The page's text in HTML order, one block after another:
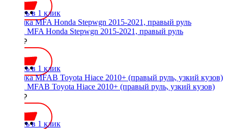
Купить в 1 клик
Рамка MFA Honda Stepwgn 2015-2021, правый руль
1700 ₽
Купить в 1 клик
Рамка MFAB Toyota Hiace 2010+ (правый руль, узкий кузов)
2000 ₽
Купить в 1 клик